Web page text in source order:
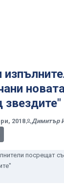
звездите"
2018 Димитър